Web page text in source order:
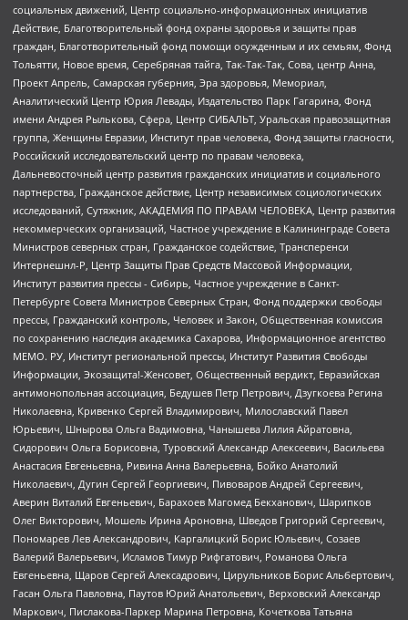
социальных движений, Центр социально-информационных инициатив
Действие, Благотворительный фонд охраны здоровья и защиты прав
граждан, Благотворительный фонд помощи осужденным и их семьям, Фонд
Тольятти, Новое время, Серебряная тайга, Так-Так-Так, Сова, центр Анна,
Проект Апрель, Самарская губерния, Эра здоровья, Мемориал,
Аналитический Центр Юрия Левады, Издательство Парк Гагарина, Фонд
имени Андрея Рылькова, Сфера, Центр СИБАЛЬТ, Уральская правозащитная
группа, Женщины Евразии, Институт прав человека, Фонд защиты гласности,
Российский исследовательский центр по правам человека,
Дальневосточный центр развития гражданских инициатив и социального
партнерства, Гражданское действие, Центр независимых социологических
исследований, Сутяжник, АКАДЕМИЯ ПО ПРАВАМ ЧЕЛОВЕКА, Центр развития
некоммерческих организаций, Частное учреждение в Калининграде Совета
Министров северных стран, Гражданское содействие, Трансперенси
Интернешнл-Р, Центр Защиты Прав Средств Массовой Информации,
Институт развития прессы - Сибирь, Частное учреждение в Санкт-
Петербурге Совета Министров Северных Стран, Фонд поддержки свободы
прессы, Гражданский контроль, Человек и Закон, Общественная комиссия
по сохранению наследия академика Сахарова, Информационное агентство
МЕМО. РУ, Институт региональной прессы, Институт Развития Свободы
Информации, Экозащита!-Женсовет, Общественный вердикт, Евразийская
антимонопольная ассоциация, Бедушев Петр Петрович, Дзугкоева Регина
Николаевна, Кривенко Сергей Владимирович, Милославский Павел
Юрьевич, Шнырова Ольга Вадимовна, Чанышева Лилия Айратовна,
Сидорович Ольга Борисовна, Туровский Александр Алексеевич, Васильева
Анастасия Евгеньевна, Ривина Анна Валерьевна, Бойко Анатолий
Николаевич, Дугин Сергей Георгиевич, Пивоваров Андрей Сергеевич,
Аверин Виталий Евгеньевич, Барахоев Магомед Бекханович, Шарипков
Олег Викторович, Мошель Ирина Ароновна, Шведов Григорий Сергеевич,
Пономарев Лев Александрович, Каргалицкий Борис Юльевич, Созаев
Валерий Валерьевич, Исламов Тимур Рифгатович, Романова Ольга
Евгеньевна, Щаров Сергей Алексадрович, Цирульников Борис Альбертович,
Гасан Ольга Павловна, Паутов Юрий Анатольевич, Верховский Александр
Маркович, Пислакова-Паркер Марина Петровна, Кочеткова Татьяна